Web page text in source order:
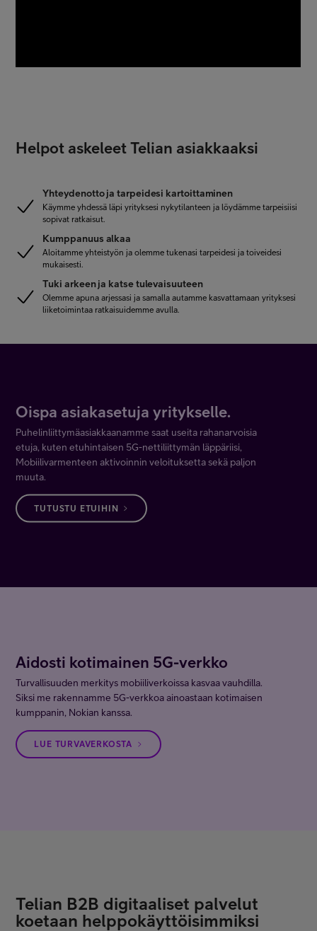
Helpot askeleet Telian asiakkaaksi
Yhteydenotto ja tarpeidesi kartoittaminen
Käymme yhdessä läpi yrityksesi nykytilanteen ja löydämme tarpeisiisi
sopivat ratkaisut.
Kumppanuus alkaa
Aloitamme yhteistyön ja olemme tukenasi tarpeidesi ja toiveidesi
mukaisesti.
Tuki arkeen ja katse tulevaisuuteen
Olemme apuna arjessasi ja samalla autamme kasvattamaan yrityksesi
liiketoimintaa ratkaisuidemme avulla.
Oispa asiakasetuja yritykselle.
Puhelinliittymäasiakkaanamme saat useita rahanarvoisia
etuja, kuten etuhintaisen 5G-nettiliittymän läppäriisi,
Mobiilivarmenteen aktivoinnin veloituksetta sekä paljon
muuta.
TUTUSTU ETUIHIN
Aidosti kotimainen 5G-verkko
Turvallisuuden merkitys mobiiliverkoissa kasvaa vauhdilla.
Siksi me rakennamme 5G-verkkoa ainoastaan kotimaisen
kumppanin, Nokian kanssa.
LUE TURVAVERKOSTA
Telian B2B digitaaliset palvelut
koetaan helppokäyttöisimmiksi